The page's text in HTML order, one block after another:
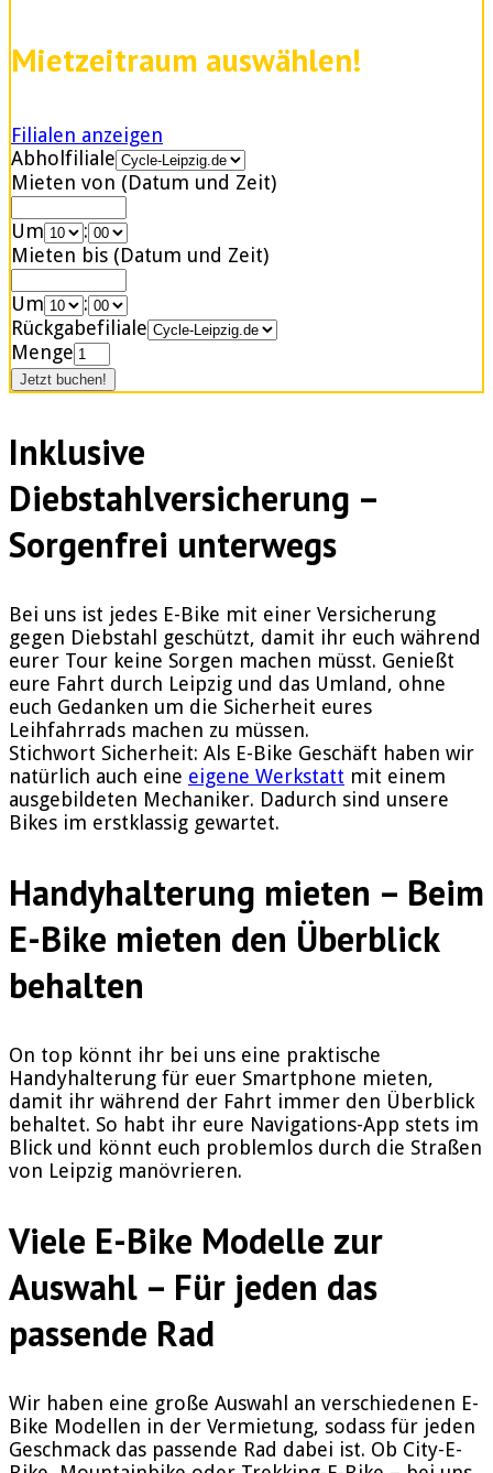
Mietzeitraum auswählen!
Filialen anzeigen
Abholfiliale
Mieten von (Datum und Zeit)
Um
:
Mieten bis (Datum und Zeit)
Um
:
Rückgabefiliale
Menge
Inklusive
Diebstahlversicherung –
Sorgenfrei unterwegs
Bei uns ist jedes E-Bike mit einer Versicherung
gegen Diebstahl geschützt, damit ihr euch während
eurer Tour keine Sorgen machen müsst. Genießt
eure Fahrt durch Leipzig und das Umland, ohne
euch Gedanken um die Sicherheit eures
Leihfahrrads machen zu müssen.
Stichwort Sicherheit: Als E-Bike Geschäft haben wir
natürlich auch eine eigene Werkstatt mit einem
ausgebildeten Mechaniker. Dadurch sind unsere
Bikes im erstklassig gewartet.
Handyhalterung mieten – Beim
E-Bike mieten den Überblick
behalten
On top könnt ihr bei uns eine praktische
Handyhalterung für euer Smartphone mieten,
damit ihr während der Fahrt immer den Überblick
behaltet. So habt ihr eure Navigations-App stets im
Blick und könnt euch problemlos durch die Straßen
von Leipzig manövrieren.
Viele E-Bike Modelle zur
Auswahl – Für jeden das
passende Rad
Wir haben eine große Auswahl an verschiedenen E-
Bike Modellen in der Vermietung, sodass für jeden
Geschmack das passende Rad dabei ist. Ob City-E-